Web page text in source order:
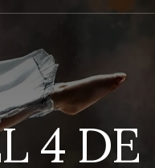
4 DE